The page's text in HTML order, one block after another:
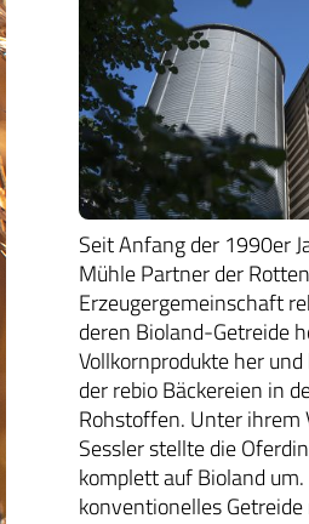
Seit Anfang der 1990er
Mühle Partner der
Erzeugergemeinschaft
deren Bioland-Getreide
Vollkornprodukte her
der rebio Bäckereien in
Rohstoffen. Unter ihrem
Sessler stellte die
komplett auf Bioland
konventionelles